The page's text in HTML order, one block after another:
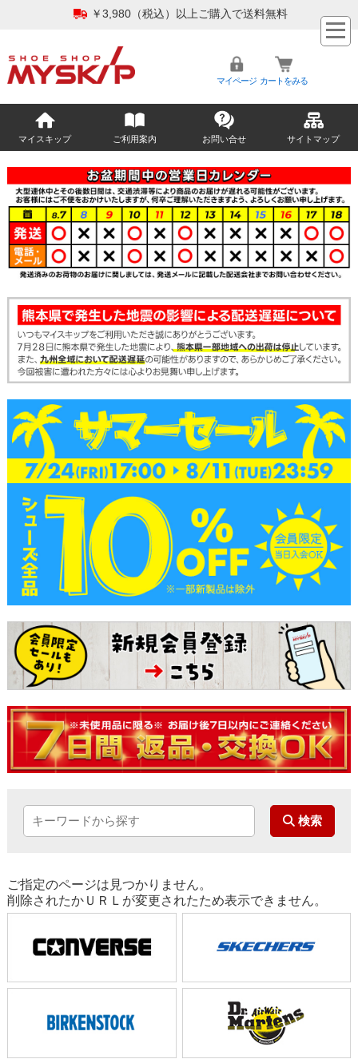
￥3,980（税込）以上ご購入で送料無料
マイページ カートをみる
マイスキップ ご利用案内 お問い合せ サイトマップ
ご指定のページは見つかりません。
削除されたかＵＲＬが変更されたため表示できません。